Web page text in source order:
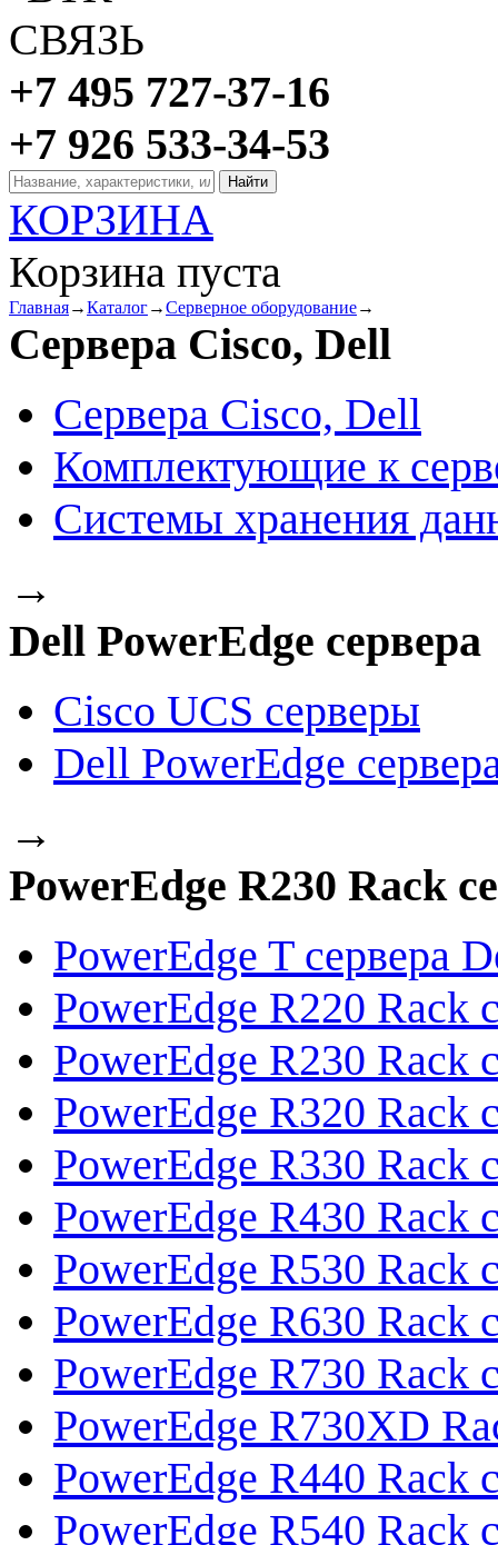
+7 495 727-37-16
+7 926 533-34-53
КОРЗИНА
Корзина пуста
Главная→Каталог→Серверное оборудование→
Сервера Cisco, Dell
Сервера Cisco, Dell
Комплектующие к
Системы хранения
→
Dell PowerEdge сервера
Cisco UCS серверы
Dell PowerEdge
→
PowerEdge R230 Rack
PowerEdge T сервера
PowerEdge R220 Rack
PowerEdge R230 Rack
PowerEdge R320 Rack
PowerEdge R330 Rack
PowerEdge R430 Rack
PowerEdge R530 Rack
PowerEdge R630 Rack
PowerEdge R730 Rack
PowerEdge R730XD
PowerEdge R440 Rack
PowerEdge R540 Rack